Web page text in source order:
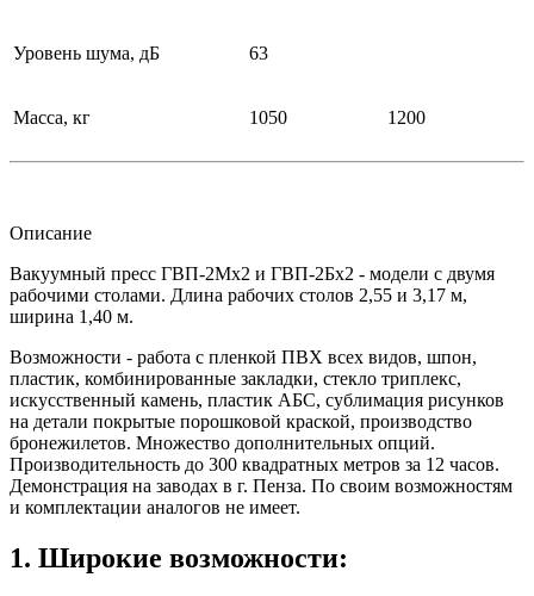
Уровень шума, дБ 63
Масса, кг 1050 1200
Описание
Вакуумный пресс ГВП-2Мх2 и ГВП-2Бх2 - модели с двумя
рабочими столами. Длина рабочих столов 2,55 и 3,17 м,
ширина 1,40 м.
Возможности - работа с пленкой ПВХ всех видов, шпон,
пластик, комбинированные закладки, стекло триплекс,
искусственный камень, пластик АБС, сублимация рисунков
на детали покрытые порошковой краской, производство
бронежилетов. Множество дополнительных опций.
Производительность до 300 квадратных метров за 12 часов.
Демонстрация на заводах в г. Пенза. По своим возможностям
и комплектации аналогов не имеет.
1. Широкие возможности: